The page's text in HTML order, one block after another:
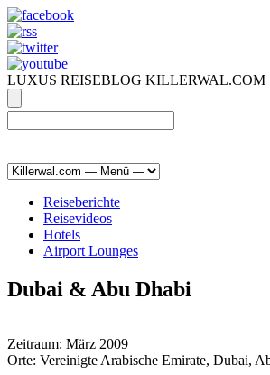
LUXUS REISEBLOG KILLERWAL.COM
Reiseberichte
Reisevideos
Hotels
Airport Lounges
Dubai & Abu Dhabi
Zeitraum: März 2009
Orte: Vereinigte Arabische Emirate, Dubai,